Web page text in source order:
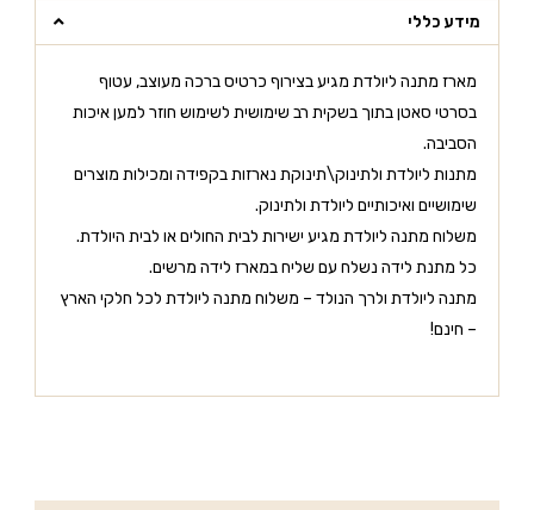
מידע כללי
מארז מתנה ליולדת מגיע בצירוף כרטיס ברכה מעוצב, עטוף
בסרטי סאטן בתוך בשקית רב שימושית לשימוש חוזר למען איכות
הסביבה.
מתנות ליולדת ולתינוק\תינוקת נארזות בקפידה ומכילות מוצרים
שימושיים ואיכותיים ליולדת ולתינוק.
משלוח מתנה ליולדת מגיע ישירות לבית החולים או לבית היולדת.
כל מתנת לידה נשלח עם שליח במארז לידה מרשים.
מתנה ליולדת ולרך הנולד – משלוח מתנה ליולדת לכל חלקי הארץ
– חינם!